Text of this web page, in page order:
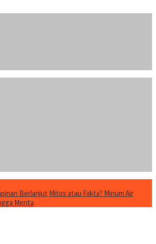
Berlanjut Mitos atau Fakta? Minum Air
Menta